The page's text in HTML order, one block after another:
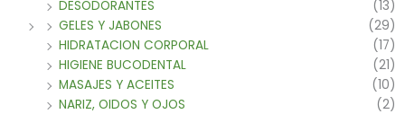
DESODORANTES
(13)
GELES Y JABONES
(29)
HIDRATACION CORPORAL
(17)
HIGIENE BUCODENTAL
(21)
MASAJES Y ACEITES
(10)
NARIZ, OIDOS Y OJOS
(2)